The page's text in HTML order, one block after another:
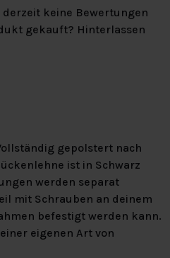
keine Bewertungen
gekauft? Hinterlassen
gepolstert nach
ist in Schwarz
werden separat
mit Schrauben an deinem
befestigt werden kann.
eigenen Art von